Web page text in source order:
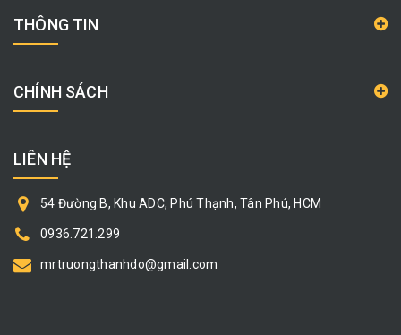
THÔNG TIN
CHÍNH SÁCH
LIÊN HỆ
54 Đường B, Khu ADC, Phú Thạnh, Tân Phú, HCM
0936.721.299
mrtruongthanhdo@gmail.com